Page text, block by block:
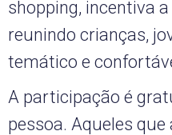
shopping, incentiva
reunindo crianças,
temático e
A participação é
pessoa. Aqueles